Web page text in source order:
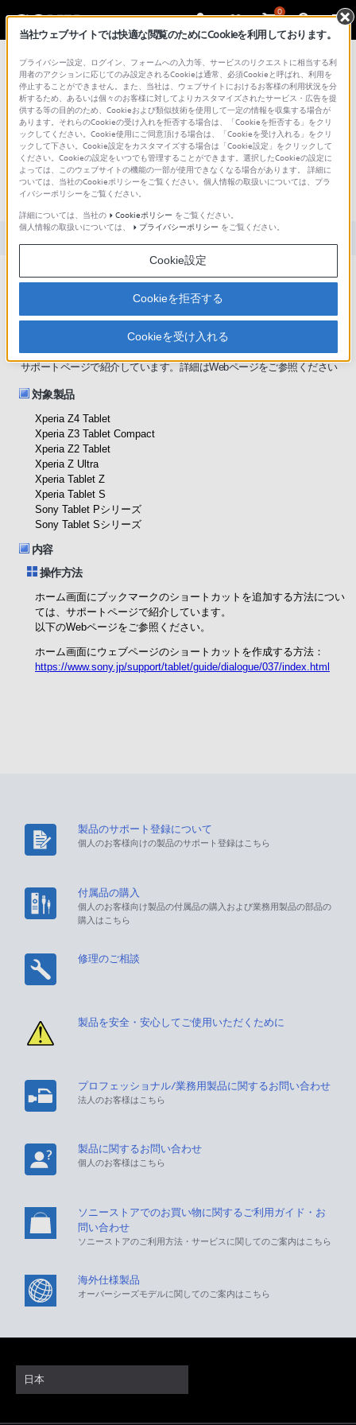
0
総合サポート・お問い合わせ
文書番号 : S1406030063869 / 最終更新日 : 2025/03/11
[Xperia Tablet,Sony Tablet] ホーム画面に
Webページのショートカットアイコン
を追加する方法
「Chrome」アプリで表示しているWebページのショートカット
アイコンをホーム画面に作成することはできますか。
サポートページで紹介しています。詳細はWebページをご参照ください
対象製品
Xperia Z4 Tablet
Xperia Z3 Tablet Compact
Xperia Z2 Tablet
Xperia Z Ultra
Xperia Tablet Z
Xperia Tablet S
Sony Tablet Pシリーズ
Sony Tablet Sシリーズ
内容
操作方法
ホーム画面にブックマークのショートカットを追加する方法につい
ては、サポートページで紹介しています。
以下のWebページをご参照ください。
ホーム画面にウェブページのショートカットを作成する方法：
https://www.sony.jp/support/tablet/guide/dialogue/037/index.html
製品のサポート登録について
個人のお客様向けの製品のサポート登録はこちら
付属品の購入
個人のお客様向け製品の付属品の購入および業務用製品の部品の
購入はこちら
修理のご相談
製品を安全・安心してご使用いただくために
プロフェッショナル/業務用製品に関するお問い合わせ
法人のお客様はこちら
製品に関するお問い合わせ
個人のお客様はこちら
ソニーストアでのお買い物に関するご利用ガイド・お
問い合わせ
ソニーストアのご利用方法・サービスに関してのご案内はこちら
海外仕様製品
オーバーシーズモデルに関してのご案内はこちら
日本
当社ウェブサイトでは快適な閲覧のためにCookieを利用しております。
プライバシー設定、ログイン、フォームへの入力等、サービスのリクエストに相当する利
用者のアクションに応じてのみ設定されるCookieは通常、必須Cookieと呼ばれ、利用を
停止することができません。また、当社は、ウェブサイトにおけるお客様の利用状況を分
析するため、あるいは個々のお客様に対してよりカスタマイズされたサービス・広告を提
供する等の目的のため、Cookieおよび類似技術を使用して一定の情報を収集する場合が
あります。それらのCookieの受け入れを拒否する場合は、「Cookieを拒否する」をクリ
ックしてください。Cookie使用にご同意頂ける場合は、「Cookieを受け入れる」をクリ
ックして下さい。Cookie設定をカスタマイズする場合は「Cookie設定」をクリックして
ください。Cookieの設定をいつでも管理することができます。選択したCookieの設定に
よっては、このウェブサイトの機能の一部が使用できなくなる場合があります。 詳細に
ついては、当社のCookieポリシーをご覧ください。個人情報の取扱いについては、プラ
イバシーポリシーをご覧ください。
詳細については、当社の
Cookieポリシー をご覧ください。
個人情報の取扱いについては、
プライバシーポリシー をご覧ください。
Cookie設定
Cookieを拒否する
Cookieを受け入れる